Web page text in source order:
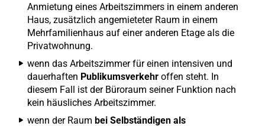
Anmietung eines Arbeitszimmers in einem anderen
Haus, zusätzlich angemieteter Raum in einem
Mehrfamilienhaus auf einer anderen Etage als die
Privatwohnung.
wenn das Arbeitszimmer für einen intensiven und
dauerhaften Publikumsverkehr offen steht. In
diesem Fall ist der Büroraum seiner Funktion nach
kein häusliches Arbeitszimmer.
wenn der Raum bei Selbständigen als